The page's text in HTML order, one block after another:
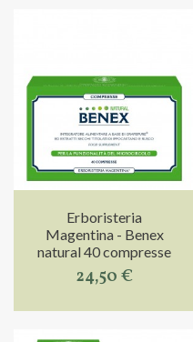
Erboristeria
Magentina - Benex
natural 40 compresse
24,50 €